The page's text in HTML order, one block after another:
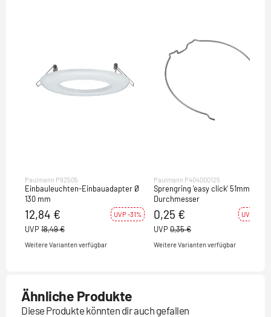
Paulmann P92505
Einbauleuchten-Einbauadapter Ø
130 mm
12,84 € UVP -31%
UVP 18,49 €
Weitere Varianten verfügbar
Paulmann P404000125
Sprengring 'easy click' 51mm
Durchmesser
0,25 € UVP -28%
UVP 0,35 €
Weitere Varianten verfügbar
Ähnliche Produkte
Diese Produkte könnten dir auch gefallen